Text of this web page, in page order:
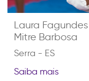
Laura
Mitre Barbosa
Serra - ES
Saiba mais